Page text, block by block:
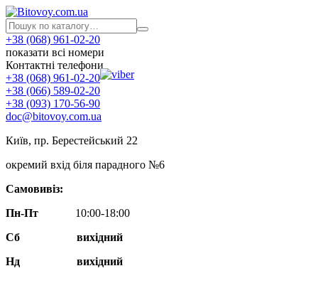
+38 (068) 961-02-20
показати всі номери
Контактні телефони
+38 (068) 961-02-20
+38 (066) 589-02-20
+38 (093) 170-56-90
doc@bitovoy.com.ua
Київ, пр. Берестейський 22
окремий вхід біля парадного №6
Самовивіз:
Пн-Пт
10:00-18:00
Сб
вихідний
Нд
вихідний